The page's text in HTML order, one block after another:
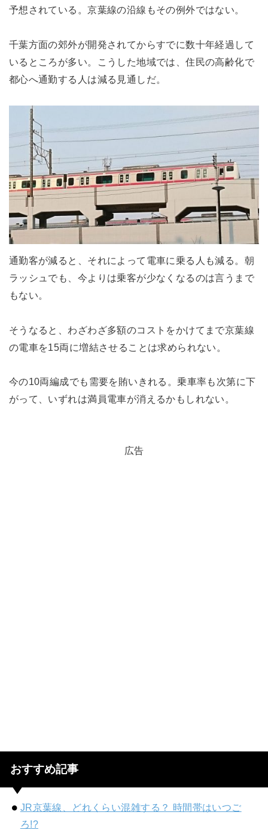
予想されている。京葉線の沿線もその例外ではない。
千葉方面の郊外が開発されてからすでに数十年経過して
いるところが多い。こうした地域では、住民の高齢化で
都心へ通勤する人は減る見通しだ。
通勤客が減ると、それによって電車に乗る人も減る。朝
ラッシュでも、今よりは乗客が少なくなるのは言うまで
もない。
そうなると、わざわざ多額のコストをかけてまで京葉線
の電車を15両に増結させることは求められない。
今の10両編成でも需要を賄いきれる。乗車率も次第に下
がって、いずれは満員電車が消えるかもしれない。
広告
おすすめ記事
JR京葉線、どれくらい混雑する？ 時間帯はいつご
ろ!?